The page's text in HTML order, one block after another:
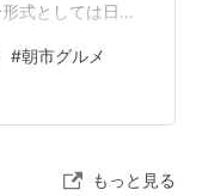
式としては日本
、単なる買い物
の歴史と人情が
**です。しか
といった疑問や
#朝市グルメ
もっと見る